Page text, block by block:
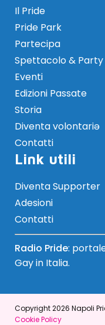
Il Pride
Pride Park
Partecipa
Spettacolo & Party
Eventi
Edizioni Passate
Storia
Diventa volontariə
Contatti
Link utili
Diventa Supporter
Adesioni
Contatti
Radio Pride:
Gay in Italia.
Copyright 2026 Napoli
Cookie Policy